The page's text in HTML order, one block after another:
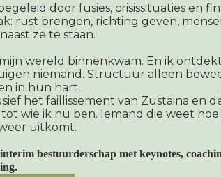
door fusies, crisissituaties en
rust brengen, richting geven,
ze te staan.
wereld binnenkwam. En ik
niemand. Structuur alleen
in hun hart.
het faillissement van Zustaina en
tot wie ik nu ben. Iemand die weet
uitkomt.
bestuurderschap met keynotes,